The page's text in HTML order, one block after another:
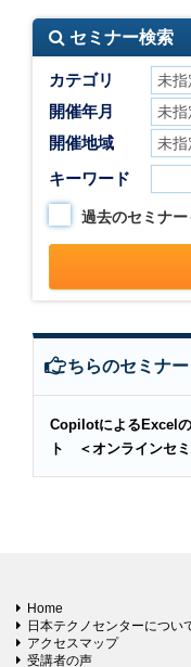
セミナー検索
カテゴリ
開催年月
開催地域
キーワード
過去のセミナ
こちらのセミナ
CopilotによるExcel
ト ＜オンラインセミ
Home
日本テクノセンターについ
アクセスマップ
受講者の声